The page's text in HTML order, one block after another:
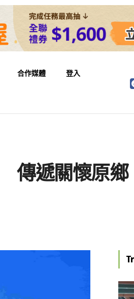
合作媒體 登入
傳遞關懷原